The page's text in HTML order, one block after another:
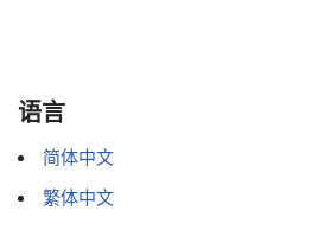
语言
简体中文
繁体中文